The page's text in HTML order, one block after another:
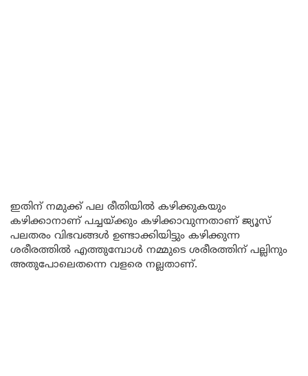
ഇതിന് നമുക്ക് പല രീതിയിൽ കഴിക്കുകയും
കഴിക്കാനാണ് പച്ചയ്ക്കും കഴിക്കാവുന്നതാണ് ജ്യൂസ്
പലതരം വിഭവങ്ങൾ ഉണ്ടാക്കിയിട്ടും കഴിക്കുന്ന
ശരീരത്തിൽ എത്തുമ്പോൾ നമ്മുടെ ശരീരത്തിന് പല്ലിനും
അതുപോലെതന്നെ വളരെ നല്ലതാണ്.